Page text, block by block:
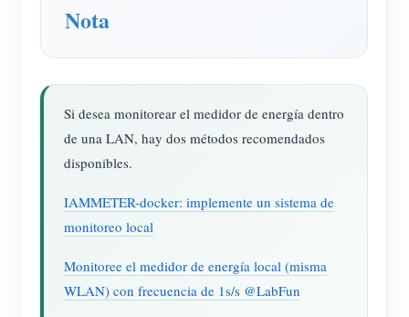
Aplicaciones
Monitor de energía para sistemas FV
Sistema de control para calentador FV
Monitoreo energético de fábrica
Tienda
Inicio rápido
Documentación
Videos tutoriales
Comunidad
Programa de contribuidores
Centro de contribuidores
Soluciones
Contacto
Nota
Si desea monitorear el medidor de energía dentro
de una LAN, hay dos métodos recomendados
disponibles.
IAMMETER-docker: implemente un sistema de
monitoreo local
Monitoree el medidor de energía local (misma
WLAN) con frecuencia de 1s/s @LabFun